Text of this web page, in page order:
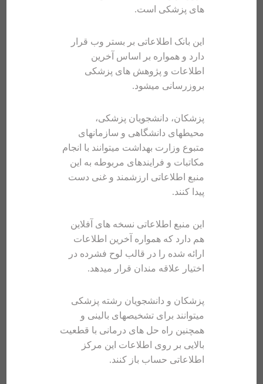
های پزشکی است.
این بانک اطلاعاتی بر بستر وب قرار
دارد و همواره بر اساس آخرین
اطلاعات و پژوهش های پزشکی
بروزرسانی میشود.
پزشکان، دانشجویان پزشکی،
محیطهای دانشگاهی و سازمانهای
متبوع وزارت بهداشت میتوانند با انجام
مکاتبات و فرایندهای مربوطه به این
منبع اطلاعاتی ارزشمند و غنی دست
پیدا کنند.
این منبع اطلاعاتی نسخه های آفلاین
هم دارد که همواره آخرین اطلاعات
ارائه شده را در قالب لوح فشرده در
اختیار علاقه مندان قرار میدهد.
پزشکان و دانشجویان رشته پزشکی
میتوانند برای تشخیصهای بالینی و
همچنین راه حل های درمانی با قطعیت
بالایی بر روی اطلاعات این مرکز
اطلاعاتی حساب باز کنند.